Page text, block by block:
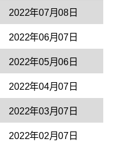
2022年07月08日
2022年06月07日
2022年05月06日
2022年04月07日
2022年03月07日
2022年02月07日